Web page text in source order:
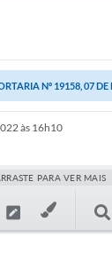
Nº 19158, 07
às 16h10
PARA VER MAIS